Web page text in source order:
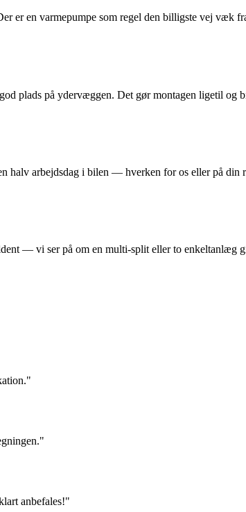
er en varmepumpe som regel den billigste vej væk
plads på ydervæggen. Det gør montagen ligetil og
halv arbejdsdag i bilen — hverken for os eller på din
— vi ser på om en multi-split eller to enkeltanlæg
anbefales!"